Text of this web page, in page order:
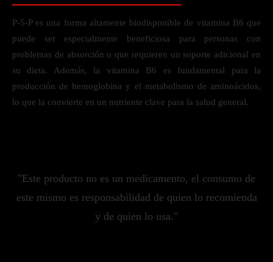
P-5-P es una forma altamente biodisponible de vitamina B6 que
puede ser especialmente beneficiosa para personas con
problemas de absorción o que requieren un soporte adicional en
su dieta. Además, la vitamina B6 es fundamental para la
producción de hemoglobina y el metabolismo de aminoácidos,
lo que la convierte en un nutriente clave para la salud general.
"Este producto no es un medicamento, el consumo de
este mismo es responsabilidad de quien lo recomienda
y de quien lo usa."